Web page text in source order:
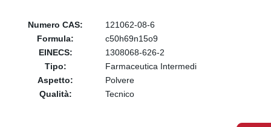
Numero CAS:
121062-08-6
Formula:
c50h69n15o9
EINECS:
1308068-626-2
Tipo:
Farmaceutica Intermedi
Aspetto:
Polvere
Qualità:
Tecnico